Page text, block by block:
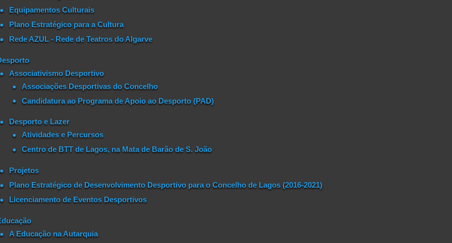
Equipamentos Culturais
Plano Estratégico para a Cultura
Rede AZUL - Rede de Teatros do Algarve
Associativismo Desportivo
Associações Desportivas do Concelho
Candidatura ao Programa de Apoio ao Desporto (PAD)
Desporto e Lazer
Atividades e Percursos
Centro de BTT de Lagos, na Mata de Barão de S. João
Projetos
Plano Estratégico de Desenvolvimento Desportivo para o Concelho de Lagos (2016-2021)
Licenciamento de Eventos Desportivos
A Educação na Autarquia